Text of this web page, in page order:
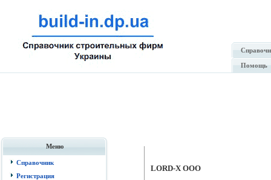
Помощь
Меню
Справочник
Регистрация
LORD-X ООО